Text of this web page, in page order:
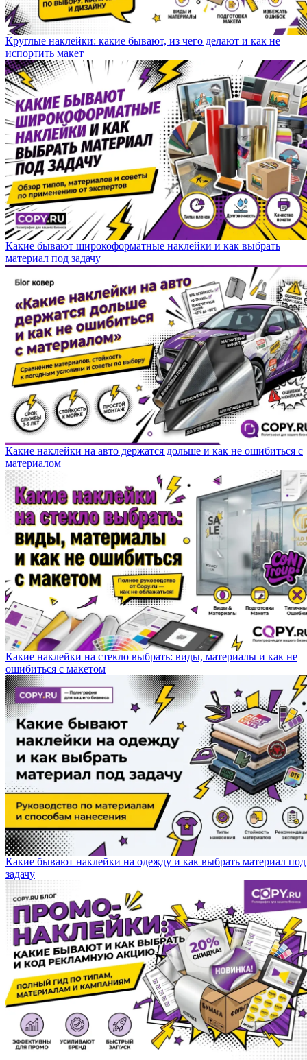
Круглые наклейки: какие бывают, из чего делают и как не
испортить макет
Какие бывают широкоформатные наклейки и как выбрать
материал под задачу
Какие наклейки на авто держатся дольше и как не ошибиться с
материалом
Какие наклейки на стекло выбрать: виды, материалы и как не
ошибиться с макетом
Какие бывают наклейки на одежду и как выбрать материал под
задачу